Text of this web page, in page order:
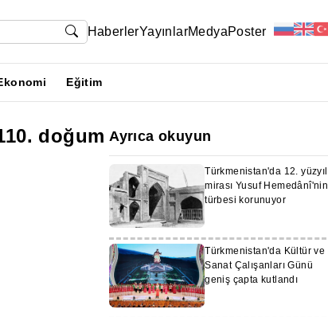
HaberlerYayınlarMedyaPoster
Eğitim
doğum Ayrıca okuyun
Türkmenistan'da 12. yüzyıl
mirası Yusuf Hemedânî'nin
türbesi korunuyor
Türkmenistan'da Kültür ve
Sanat Çalışanları Günü
geniş çapta kutlandı